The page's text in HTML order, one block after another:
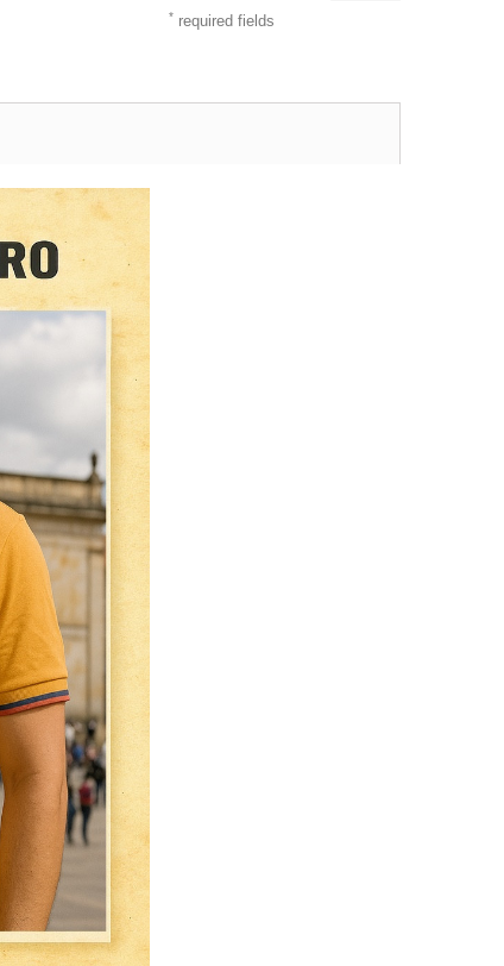
*required fields